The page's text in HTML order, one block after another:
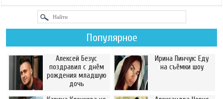
Популярное
Алексей Безус
поздравил с днём
рождения младшую
дочь
Ирина Пинчук: Еду
на съёмки шоу